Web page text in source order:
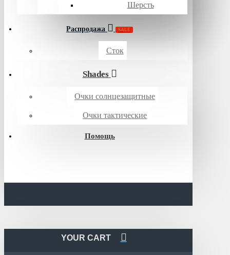
Шерсть
Распродажа SALE
Сток
Shades
Очки солнцезащитные
Очки тактические
Помощь
YOUR CART